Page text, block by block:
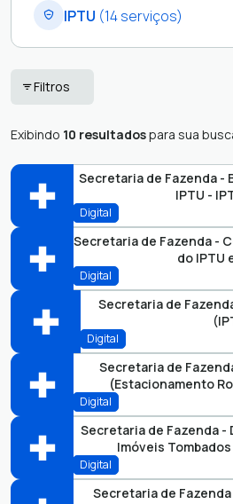
IPTU (14 serviços)
Informação Pública
Informações
Ouvidoria
Prefeitura -
Protocolo RH
Filtros
Exibindo 10 resultadospara sua
Secretaria de Fazenda -
IPTU -
Digital
FAZ
Secretaria Municipal de
Abrir online > Via protocolo
Perfis:
Secretaria de Fazenda -
do IPTU
Digital
FAZ
Secretaria Municipal de
Abrir online > Via protocolo
Perfis:
Secretaria de
Digital
FAZ
Secretaria Municipal de
Abrir online > Via protocolo
Perfis:
Secretaria de
(Estacionamento
Digital
FAZ
Secretaria Municipal de
Abrir online > Via protocolo
Secretaria de Fazenda -
Imóveis Tombados
Digital
Secretaria de